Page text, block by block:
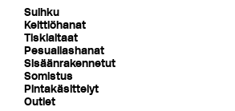
Suihku
Keittiöhanat
Tiskialtaat
Pesuallashanat
Sisäänrakennetut
Somistus
Pintakäsittelyt
Outlet